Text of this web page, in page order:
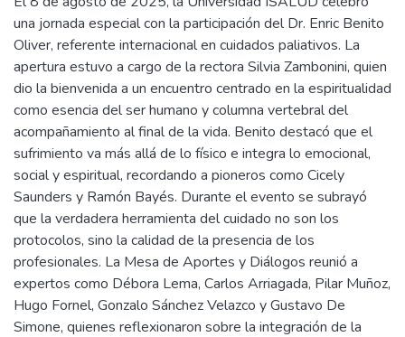
una jornada especial con la participación del Dr. Enric Benito
Oliver, referente internacional en cuidados paliativos. La
apertura estuvo a cargo de la rectora Silvia Zambonini, quien
dio la bienvenida a un encuentro centrado en la espiritualidad
como esencia del ser humano y columna vertebral del
acompañamiento al final de la vida. Benito destacó que el
sufrimiento va más allá de lo físico e integra lo emocional,
social y espiritual, recordando a pioneros como Cicely
Saunders y Ramón Bayés. Durante el evento se subrayó
que la verdadera herramienta del cuidado no son los
protocolos, sino la calidad de la presencia de los
profesionales. La Mesa de Aportes y Diálogos reunió a
expertos como Débora Lema, Carlos Arriagada, Pilar Muñoz,
Hugo Fornel, Gonzalo Sánchez Velazco y Gustavo De
Simone, quienes reflexionaron sobre la integración de la